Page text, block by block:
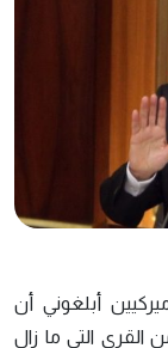
أبلغوني أن
سينسحب في 18 شباط من القرى التي ما زال